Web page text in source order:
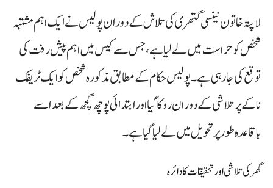
لاپتہ خاتون نینسی گتھری کی تلاش کے دوران پولیس نے ایک اہم مشتبہ
شخص کو حراست میں لے لیا ہے، جس سے کیس میں اہم پیش رفت کی
توقع کی جا رہی ہے۔ پولیس حکام کے مطابق مذکورہ شخص کو ایک ٹریفک
ناکے پر تلاشی کے دوران روکا گیا اور ابتدائی پوچھ گچھ کے بعد اسے
باقاعدہ طور پر تحویل میں لے لیا گیا ہے۔
گھر کی تلاشی اور تحقیقات کا دائرہ